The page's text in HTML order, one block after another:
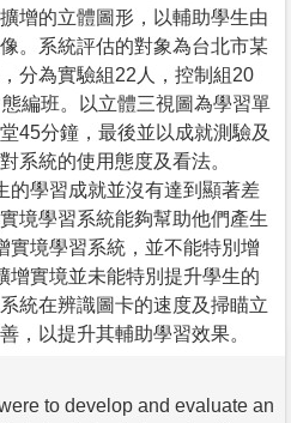
增的立體圖形，以輔助學生由
。系統評估的對象為台北市某
分為實驗組22人，控制組20
編班。以立體三視圖為學習單
45分鐘，最後並以成就測驗及
系統的使用態度及看法。
的學習成就並沒有達到顯著差
境學習系統能夠幫助他們產生
實境學習系統，並不能特別增
增實境並未能特別提升學生的
統在辨識圖卡的速度及掃瞄立
，以提升其輔助學習效果。
to develop and evaluate an